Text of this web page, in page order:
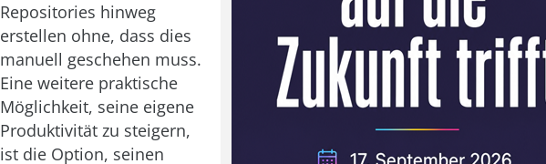
Repositories hinweg
erstellen ohne, dass dies
manuell geschehen muss.
Eine weitere praktische
Möglichkeit, seine eigene
Produktivität zu steigern,
ist die Option, seinen